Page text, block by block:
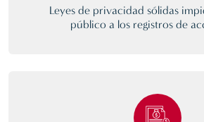
Leyes de privacidad sólidas
público a los registros de